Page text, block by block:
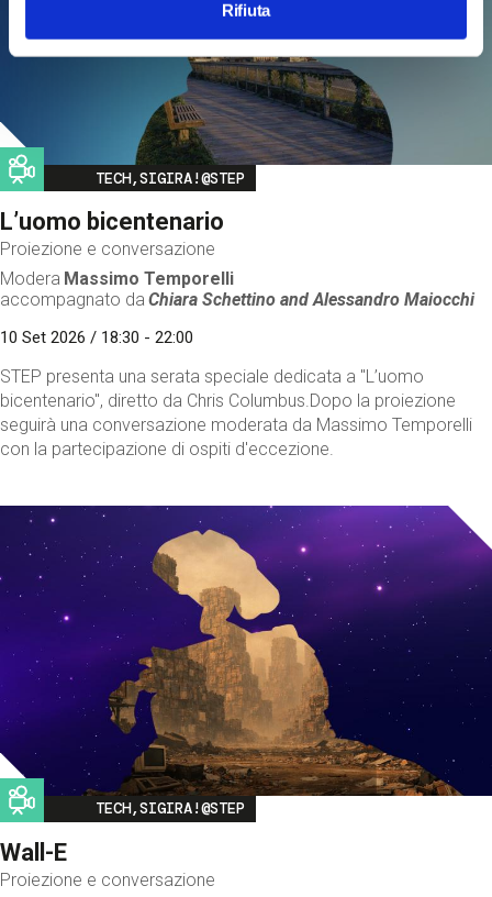
Rifiuta
Image
TECH,SIGIRA!@STEP
L’uomo bicentenario
Proiezione e conversazione
Modera Massimo Temporelli
accompagnato da Chiara Schettino andAlessandro Maiocchi
10 Set 2026 / 18:30 - 22:00
STEP presenta una serata speciale dedicata a "L’uomo
bicentenario", diretto da Chris Columbus.Dopo la proiezione
seguirà una conversazione moderata da Massimo Temporelli
con la partecipazione di ospiti d'eccezione.
Image
TECH,SIGIRA!@STEP
Wall-E
Proiezione e conversazione